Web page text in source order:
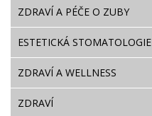
ZDRAVÍ A PÉČE O ZUBY
ESTETICKÁ STOMATOLOGIE
ZDRAVÍ A WELLNESS
ZDRAVÍ